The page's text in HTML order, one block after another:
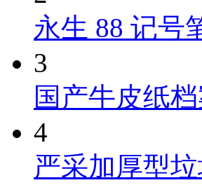
永生 88 记号
3
国产牛皮纸
4
严采加厚型